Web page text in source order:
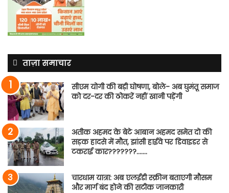
ताज़ा समाचार
सीएम योगी की बड़ी घोषणा, बोले- अब घुमंतू समाज
को दर-दर की ठोकरें नहीं खानी पड़ेंगी
अतीक अहमद के बेटे आबान अहमद समेत दो की
सड़क हादसे में मौत, झांसी हाईवे पर डिवाइडर से
टकराई कार???????…….
चारधाम यात्रा: अब एलईडी स्क्रीन बताएगी मौसम
और मार्ग बंद होने की सटीक जानकारी